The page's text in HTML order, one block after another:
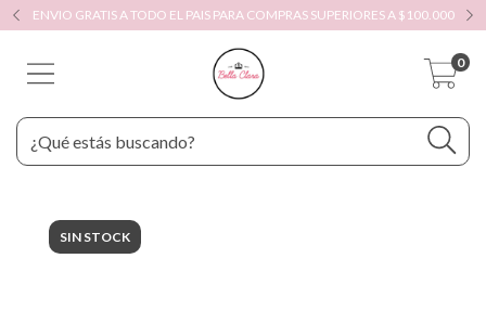
ENVIO GRATIS A TODO EL PAIS PARA COMPRAS SUPERIORES A $100.000
0
SIN STOCK